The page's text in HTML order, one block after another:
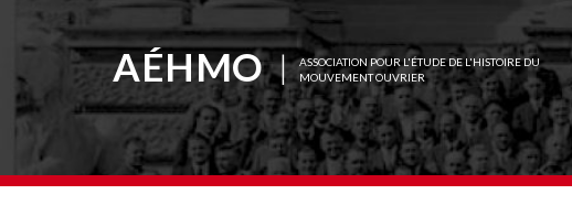
AÉHMO
ASSOCIATION POUR L'ÉTUDE DE L'HISTOIRE DU
MOUVEMENT OUVRIER